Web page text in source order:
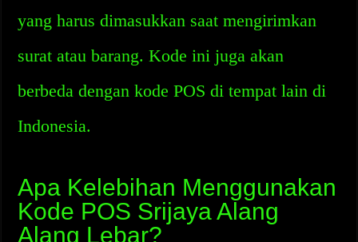
yang harus dimasukkan saat mengirimkan
surat atau barang. Kode ini juga akan
berbeda dengan kode POS di tempat lain di
Indonesia.
Apa Kelebihan Menggunakan
Kode POS Srijaya Alang
Alang Lebar?